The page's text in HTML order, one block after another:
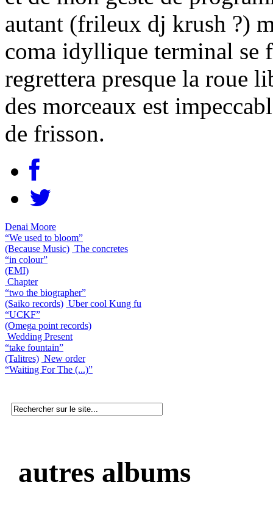
autant (frileux dj krush ?)
coma idyllique terminal se
regrettera presque la roue
des morceaux est
de frisson.
Denai Moore
“We used to bloom”
(Because Music) The concretes
“in colour”
(EMI)
Chapter
“two the biographer”
(Saiko records) Uber cool Kung fu
“UCKF”
(Omega point records)
Wedding Present
“take fountain”
(Talitres) New order
“Waiting For The (...)”
autres albums